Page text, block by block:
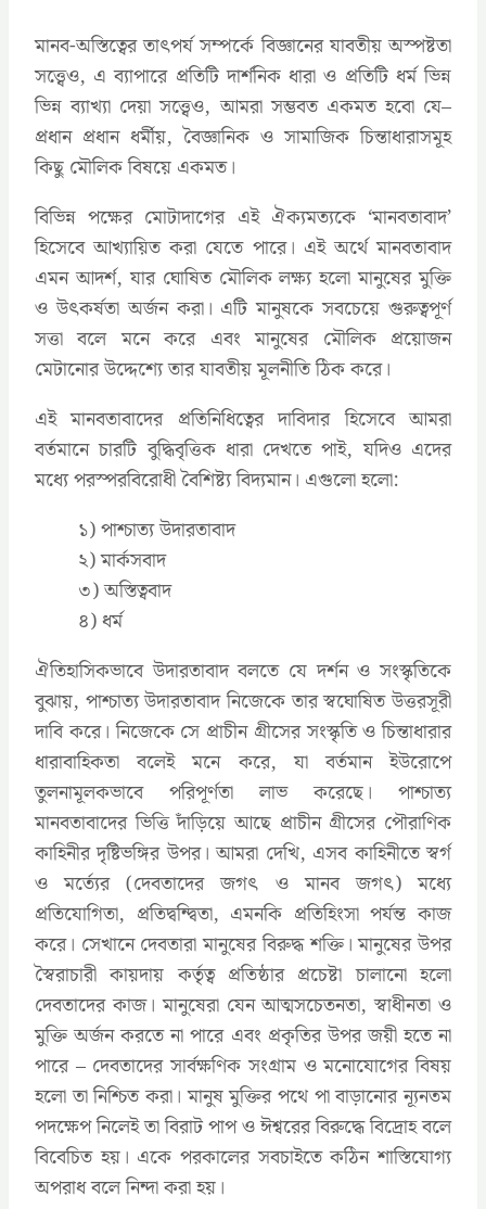
মানব-অস্তিত্বের তাৎপর্য সম্পর্কে বিজ্ঞানের যাবতীয় অস্পষ্টতা
সত্ত্বেও, এ ব্যাপারে প্রতিটি দার্শনিক ধারা ও প্রতিটি ধর্ম ভিন্ন
ভিন্ন ব্যাখ্যা দেয়া সত্ত্বেও, আমরা সম্ভবত একমত হবো যে–
প্রধান প্রধান ধর্মীয়, বৈজ্ঞানিক ও সামাজিক চিন্তাধারাসমূহ
কিছু মৌলিক বিষয়ে একমত।
বিভিন্ন পক্ষের মোটাদাগের এই ঐক্যমত্যকে ‘মানবতাবাদ’
হিসেবে আখ্যায়িত করা যেতে পারে। এই অর্থে মানবতাবাদ
এমন আদর্শ, যার ঘোষিত মৌলিক লক্ষ্য হলো মানুষের মুক্তি
ও উৎকর্ষতা অর্জন করা। এটি মানুষকে সবচেয়ে গুরুত্বপূর্ণ
সত্তা বলে মনে করে এবং মানুষের মৌলিক প্রয়োজন
মেটানোর উদ্দেশ্যে তার যাবতীয় মূলনীতি ঠিক করে।
এই মানবতাবাদের প্রতিনিধিত্বের দাবিদার হিসেবে আমরা
বর্তমানে চারটি বুদ্ধিবৃত্তিক ধারা দেখতে পাই, যদিও এদের
মধ্যে পরস্পরবিরোধী বৈশিষ্ট্য বিদ্যমান। এগুলো হলো:
১) পাশ্চাত্য উদারতাবাদ
২) মার্কসবাদ
৩) অস্তিত্ববাদ
৪) ধর্ম
ঐতিহাসিকভাবে উদারতাবাদ বলতে যে দর্শন ও সংস্কৃতিকে
বুঝায়, পাশ্চাত্য উদারতাবাদ নিজেকে তার স্বঘোষিত উত্তরসূরী
দাবি করে। নিজেকে সে প্রাচীন গ্রীসের সংস্কৃতি ও চিন্তাধারার
ধারাবাহিকতা বলেই মনে করে, যা বর্তমান ইউরোপে
তুলনামূলকভাবে পরিপূর্ণতা লাভ করেছে। পাশ্চাত্য
মানবতাবাদের ভিত্তি দাঁড়িয়ে আছে প্রাচীন গ্রীসের পৌরাণিক
কাহিনীর দৃষ্টিভঙ্গির উপর। আমরা দেখি, এসব কাহিনীতে স্বর্গ
ও মর্ত্যের (দেবতাদের জগৎ ও মানব জগৎ) মধ্যে
প্রতিযোগিতা, প্রতিদ্বন্দ্বিতা, এমনকি প্রতিহিংসা পর্যন্ত কাজ
করে। সেখানে দেবতারা মানুষের বিরুদ্ধ শক্তি। মানুষের উপর
স্বৈরাচারী কায়দায় কর্তৃত্ব প্রতিষ্ঠার প্রচেষ্টা চালানো হলো
দেবতাদের কাজ। মানুষেরা যেন আত্মসচেতনতা, স্বাধীনতা ও
মুক্তি অর্জন করতে না পারে এবং প্রকৃতির উপর জয়ী হতে না
পারে – দেবতাদের সার্বক্ষণিক সংগ্রাম ও মনোযোগের বিষয়
হলো তা নিশ্চিত করা। মানুষ মুক্তির পথে পা বাড়ানোর ন্যূনতম
পদক্ষেপ নিলেই তা বিরাট পাপ ও ঈশ্বরের বিরুদ্ধে বিদ্রোহ বলে
বিবেচিত হয়। একে পরকালের সবচাইতে কঠিন শাস্তিযোগ্য
অপরাধ বলে নিন্দা করা হয়।